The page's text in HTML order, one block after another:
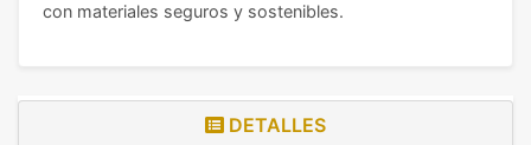
con materiales seguros y sostenibles.
DETALLES